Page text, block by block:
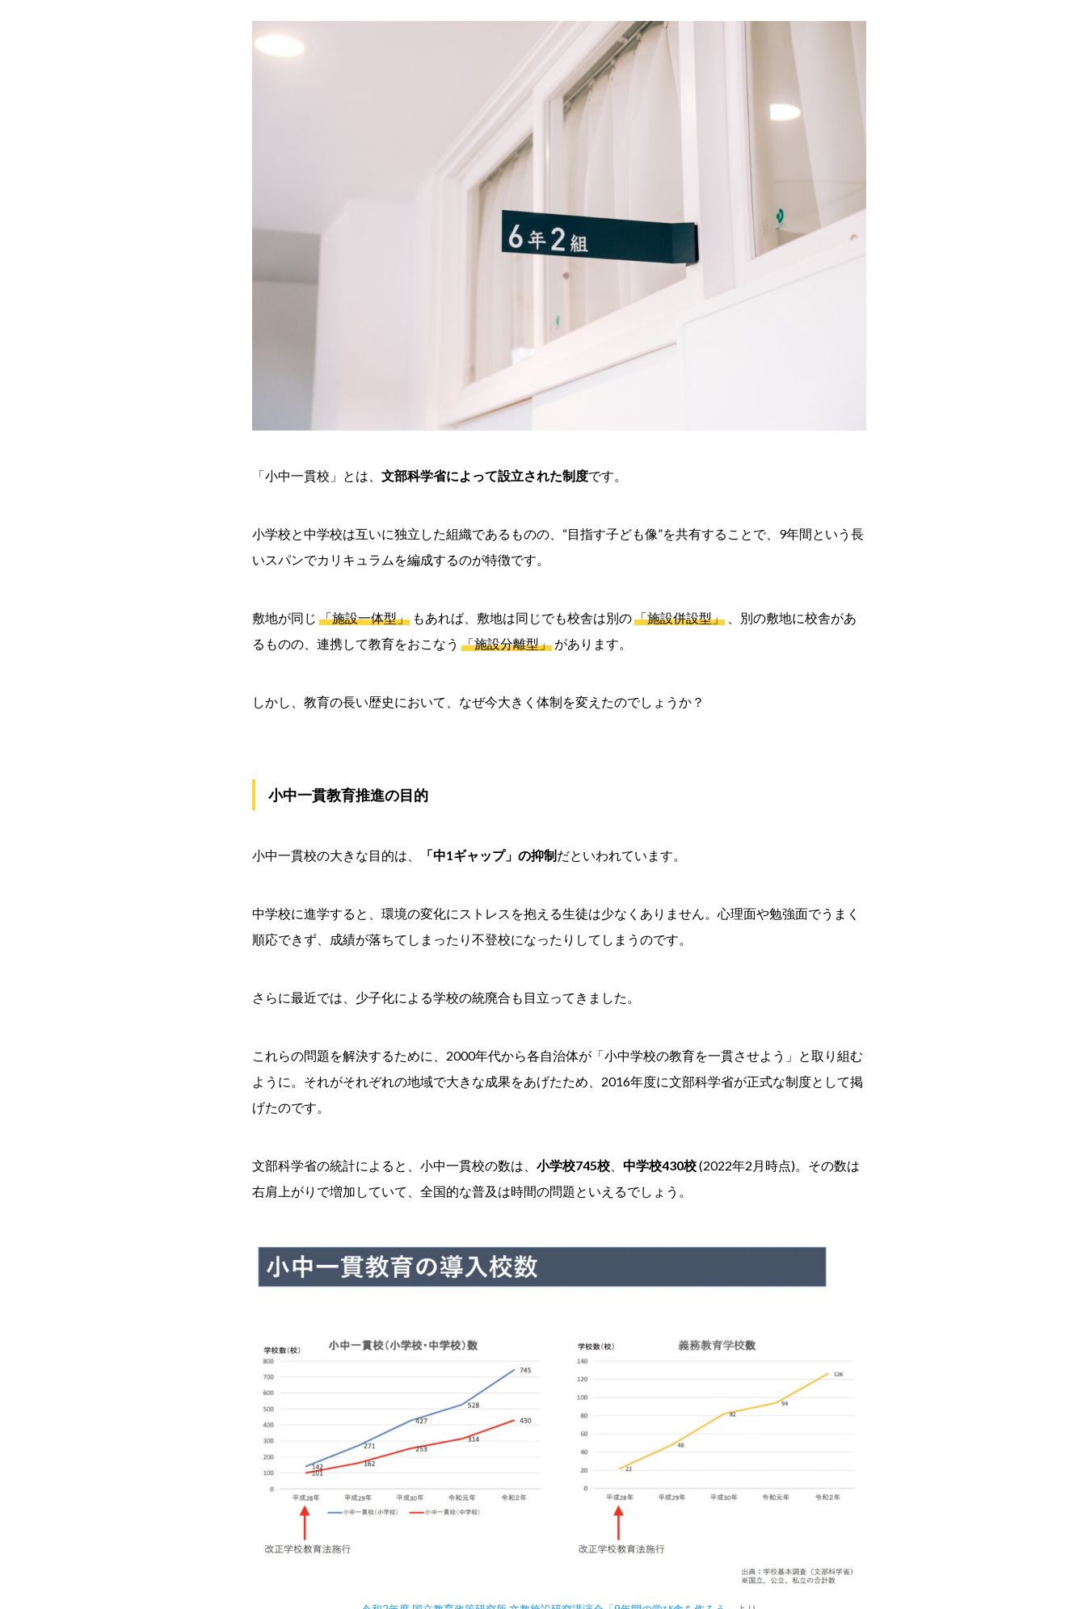
「小中一貫校」とは、 文部科学省によって設立された制度です。
小学校と中学校は互いに独立した組織であるものの、“目指す子ども像”を共有することで、9年間という長
いスパンでカリキュラムを編成するのが特徴です。
敷地が同じ 「施設一体型」 もあれば、敷地は同じでも校舎は別の「施設併設型」
、別の敷地に校舎があ
るものの、連携して教育をおこなう 「施設分離型」 があります。
しかし、教育の長い歴史において、なぜ今大きく体制を変えたのでしょうか？
小中一貫教育推進の目的
小中一貫校の大きな目的は、 「中1ギャップ」の抑制だといわれています。
中学校に進学すると、環境の変化にストレスを抱える生徒は少なくありません。心理面や勉強面でうまく
順応できず、成績が落ちてしまったり不登校になったりしてしまうのです。
さらに最近では、少子化による学校の統廃合も目立ってきました。
これらの問題を解決するために、2000年代から各自治体が「小中学校の教育を一貫させよう」と取り組む
ように。それがそれぞれの地域で大きな成果をあげたため、2016年度に文部科学省が正式な制度として掲
げたのです。
文部科学省の統計によると、小中一貫校の数は、 小学校745校 中学校430校(2022年2月時点)。その数は
右肩上がりで増加していて、全国的な普及は時間の問題といえるでしょう。